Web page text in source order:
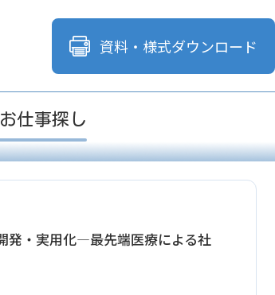
資料・様式ダウンロード
仕事探し
発・実用化―最先端医療による社